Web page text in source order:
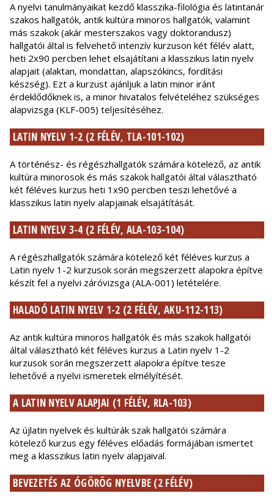
A nyelvi tanulmányaikat kezdő klasszika-filológia és latintanár
szakos hallgatók, antik kultúra minoros hallgatók, valamint
más szakok (akár mesterszakos vagy doktorandusz)
hallgatói által is felvehető intenzív kurzuson két félév alatt,
heti 2x90 percben lehet elsajátítani a klasszikus latin nyelv
alapjait (alaktan, mondattan, alapszókincs, fordítási
készség). Ezt a kurzust ajánljuk a latin minor iránt
érdeklődőknek is, a minor hivatalos felvételéhez szükséges
alapvizsga (KLF-005) teljesítéséhez.
LATIN NYELV 1-2 (2 FÉLÉV, TLA-101-102)
A történész- és régészhallgatók számára kötelező, az antik
kultúra minorosok és más szakok hallgatói által választható
két féléves kurzus heti 1x90 percben teszi lehetővé a
klasszikus latin nyelv alapjainak elsajátítását.
LATIN NYELV 3-4 (2 FÉLÉV, ALA-103-104)
A régészhallgatók számára kötelező két féléves kurzus a
Latin nyelv 1-2 kurzusok során megszerzett alapokra építve
készít fel a nyelvi záróvizsga (ALA-001) letételére.
HALADÓ LATIN NYELV 1-2 (2 FÉLÉV, AKU-112-113)
Az antik kultúra minoros hallgatók és más szakok hallgatói
által választható két féléves kurzus a Latin nyelv 1-2
kurzusok során megszerzett alapokra építve tesze
lehetővé a nyelvi ismeretek elmélyítését.
A LATIN NYELV ALAPJAI (1 FÉLÉV, RLA-103)
Az újlatin nyelvek és kultúrák szak hallgatói számára
kötelező kurzus egy féléves előadás formájában ismertet
meg a klasszikus latin nyelv alapjaival.
BEVEZETÉS AZ ÓGÖRÖG NYELVBE (2 FÉLÉV)